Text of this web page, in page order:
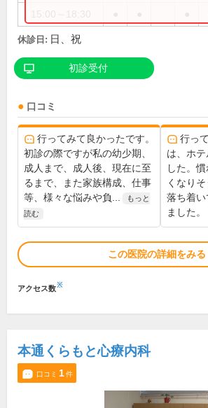
休診日: 日、祝
初診受付
口コミ
行ってみて良かったです。
初診の際ですが私の幼少期、
成人まで、成人後、現在に至
るまで、また家族構成、仕事
等、様々な悩みや負...
もっと
読む
行っ
は、ホ
した。
くなりそ
落ち着
ました。
この医院の詳細をみる
アクセス数※
本通くらもと心療内科
口コミ 1件